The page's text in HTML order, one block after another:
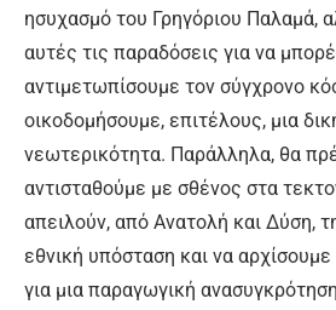
ησυχασμό του Γρηγόριου Παλαμά,
αυτές τις παραδόσεις για να
αντιμετωπίσουμε τον σύγχρονο
οικοδομήσουμε, επιτέλους, μια
νεωτερικότητα. Παράλληλα, θα
αντισταθούμε με σθένος στα
απειλούν, από Ανατολή και Δύση,
εθνική υπόσταση και να
για μια παραγωγική